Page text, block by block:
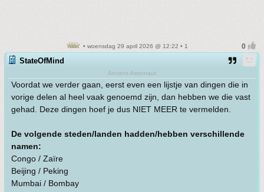
• woensdag 29 april 2026 @ 12:22 • 1
StateOfMind
Ancient Astronaut
Voordat we verder gaan, eerst even een lijstje van dingen die in
vorige delen al heel vaak genoemd zijn, dan hebben we die vast
gehad. Deze dingen hoef je dus NIET MEER te vermelden.
De volgende steden/landen hadden/hebben verschillende
namen:
Congo / Zaïre
Beijing / Peking
Mumbai / Bombay